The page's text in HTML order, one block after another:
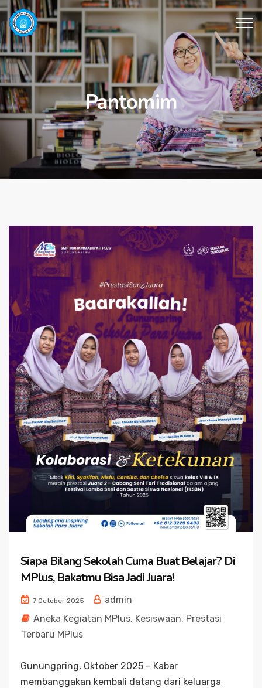
Pantomim
Siapa Bilang Sekolah Cuma Buat Belajar? Di
MPlus, Bakatmu Bisa Jadi Juara!
7 October 2025
admin
Aneka Kegiatan MPlus, Kesiswaan, Prestasi
Terbaru MPlus
Gunungpring, Oktober 2025 – Kabar
membanggakan kembali datang dari keluarga